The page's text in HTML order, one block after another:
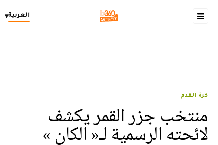
العربية▾
كرة القدم
منتخب جزر القمر يكشف
لائحته الرسمية لـ« الكان »